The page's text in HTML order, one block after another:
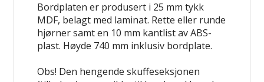
Bordplaten er produsert i 25 mm tykk
MDF, belagt med laminat. Rette eller runde
hjørner samt en 10 mm kantlist av ABS-
plast. Høyde 740 mm inklusiv bordplate.
Obs! Den hengende skuffeseksjonen